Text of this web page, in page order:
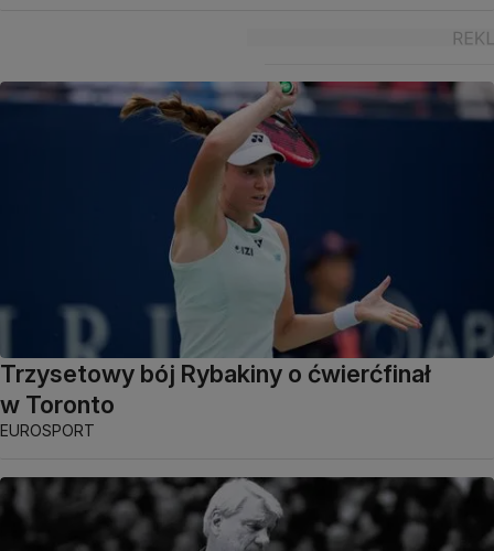
Trzysetowy bój Rybakiny o ćwierćfinał
w Toronto
EUROSPORT